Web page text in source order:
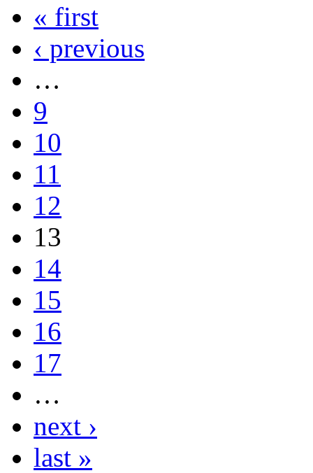
« first
‹ previous
…
9
10
11
12
13
14
15
16
17
…
next ›
last »